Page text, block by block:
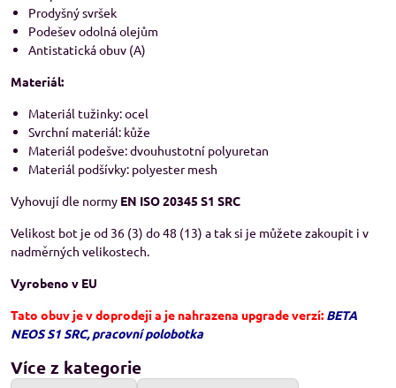
Prodyšný svršek
Podešev odolná olejům
Antistatická obuv (A)
Materiál:
Materiál tužinky: ocel
Svrchní materiál: kůže
Materiál podešve: dvouhustotní polyuretan
Materiál podšívky: polyester mesh
Vyhovují dle normy EN ISO 20345 S1 SRC
Velikost bot je od 36 (3) do 48 (13) a tak si je můžete zakoupit i v
nadměrných velikostech.
Vyrobeno v EU
Tato obuv je v doprodeji a je nahrazena upgrade verzí: BETA
NEOS S1 SRC, pracovní polobotka
Více z kategorie